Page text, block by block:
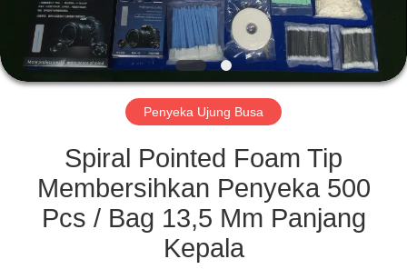
KONTROL
KUALITAS
BERITA
Penyeka Ujung Busa
Spiral Pointed Foam Tip
Membersihkan Penyeka 500
Pcs / Bag 13,5 Mm Panjang
Kepala